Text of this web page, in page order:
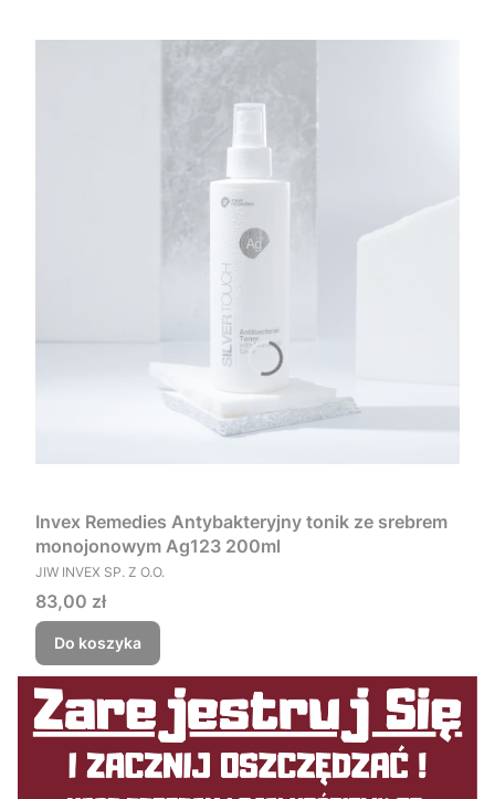
Invex Remedies Antybakteryjny tonik ze srebrem
monojonowym Ag123 200ml
PRODUCENT
JIW INVEX SP. Z O.O.
Cena
83,00 zł
Do koszyka